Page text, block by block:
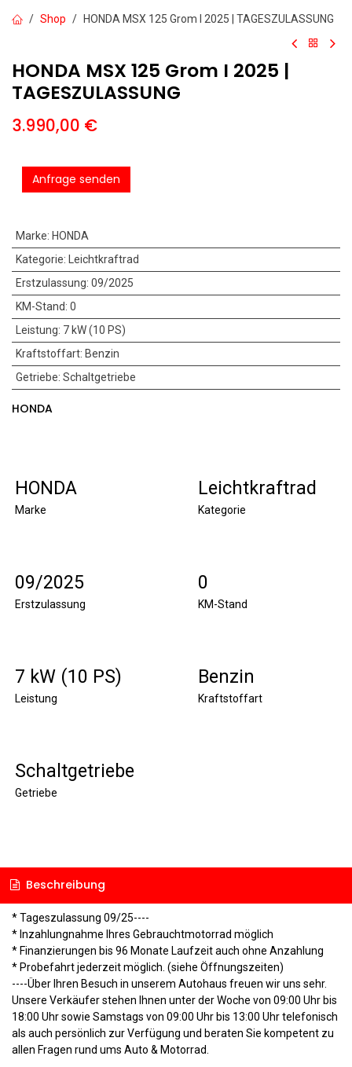
Shop HONDA MSX 125 Grom I 2025 | TAGESZULASSUNG
HONDA MSX 125 Grom I 2025 |
TAGESZULASSUNG
3.990,00 €
Anfrage senden
Marke: HONDA
Kategorie: Leichtkraftrad
Erstzulassung: 09/2025
KM-Stand: 0
Leistung: 7 kW (10 PS)
Kraftstoffart: Benzin
Getriebe: Schaltgetriebe
HONDA
HONDA
Marke
Leichtkraftrad
Kategorie
09/2025
Erstzulassung
0
KM-Stand
7 kW (10 PS)
Leistung
Benzin
Kraftstoffart
Schaltgetriebe
Getriebe
Beschreibung
* Tageszulassung 09/25----
* Inzahlungnahme Ihres Gebrauchtmotorrad möglich
* Finanzierungen bis 96 Monate Laufzeit auch ohne Anzahlung
* Probefahrt jederzeit möglich. (siehe Öffnungszeiten)
----Über Ihren Besuch in unserem Autohaus freuen wir uns sehr.
Unsere Verkäufer stehen Ihnen unter der Woche von 09:00 Uhr bis
18:00 Uhr sowie Samstags von 09:00 Uhr bis 13:00 Uhr telefonisch
als auch persönlich zur Verfügung und beraten Sie kompetent zu
allen Fragen rund ums Auto & Motorrad.